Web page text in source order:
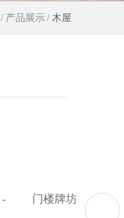
/ 产品展示 / 木屋
- 门楼牌坊